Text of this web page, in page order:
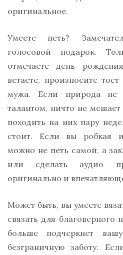
оригинальное.
Умеете петь?
голосовой подарок.
отмечаете день
встаете, произносите
мужа. Если природа не
талантом, ничто не мешает
походить на них пару
стоит. Если вы робкая и
можно не петь самой, а
или сделать аудио
оригинально и
Может быть, вы умеете
связать для
больше подчеркнет
безграничную заботу.